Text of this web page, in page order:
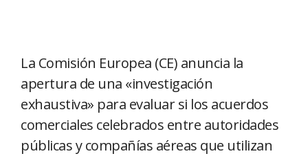
La Comisión Europea (CE) anuncia la
apertura de una «investigación
exhaustiva» para evaluar si los acuerdos
comerciales celebrados entre autoridades
públicas y compañías aéreas que utilizan